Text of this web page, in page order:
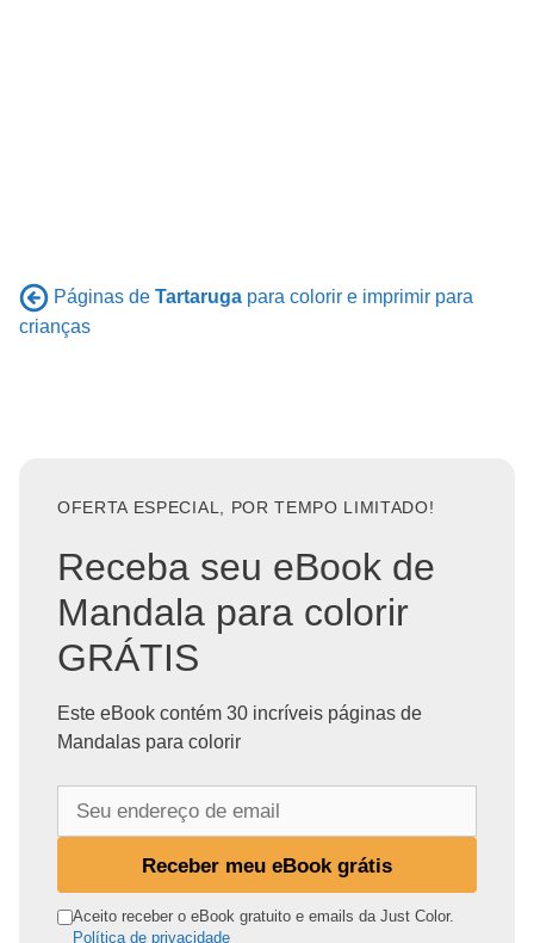
Páginas de Tartaruga para colorir e imprimir para
crianças
OFERTA ESPECIAL, POR TEMPO LIMITADO!
Receba seu eBook de
Mandala para colorir
GRÁTIS
Este eBook contém 30 incríveis páginas de
Mandalas para colorir
n
Receber meu eBook grátis
Aceito receber o eBook gratuito e emails da Just Color.
Política de privacidade